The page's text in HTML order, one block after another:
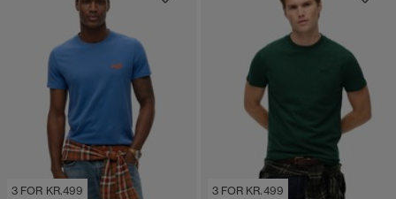
3 FOR KR.499 3 FOR KR.499